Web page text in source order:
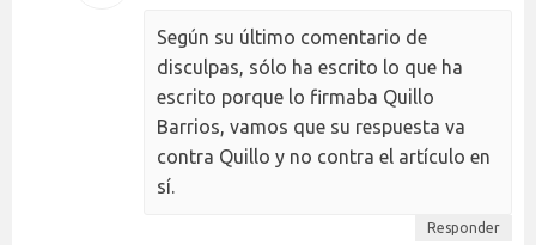
Según su último comentario de
disculpas, sólo ha escrito lo que ha
escrito porque lo firmaba Quillo
Barrios, vamos que su respuesta va
contra Quillo y no contra el artículo en
sí.
Responder